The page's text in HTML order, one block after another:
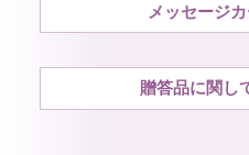
メッセージ
贈答品に関し